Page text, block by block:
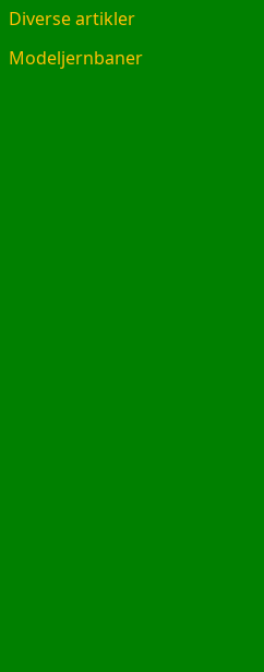
Diverse artikler
Modeljernbaner